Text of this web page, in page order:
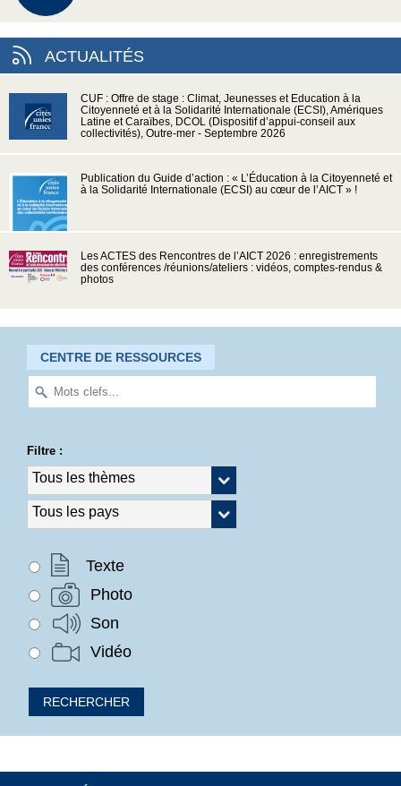
ACTUALITÉS
CUF : Offre de stage : Climat, Jeunesses et Education à la
Citoyenneté et à la Solidarité Internationale (ECSI), Amériques
Latine et Caraïbes, DCOL (Dispositif d’appui-conseil aux
collectivités), Outre-mer - Septembre 2026
Publication du Guide d’action : « L’Éducation à la Citoyenneté et
à la Solidarité Internationale (ECSI) au cœur de l’AICT » !
Les ACTES des Rencontres de l’AICT 2026 : enregistrements
des conférences /réunions/ateliers : vidéos, comptes-rendus &
photos
CENTRE DE RESSOURCES
Filtre :
Texte
Photo
Son
Vidéo